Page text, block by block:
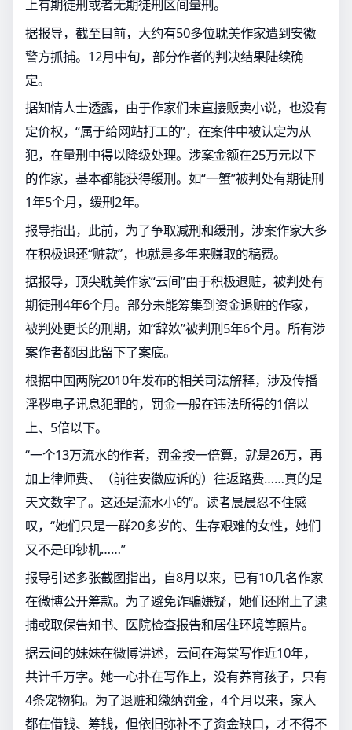
上有期徒刑或者无期徒刑区间量刑。
据报导，截至目前，大约有50多位耽美作家遭到安徽
警方抓捕。12月中旬，部分作者的判决结果陆续确
定。
据知情人士透露，由于作家们未直接贩卖小说，也没有
定价权，“属于给网站打工的”，在案件中被认定为从
犯，在量刑中得以降级处理。涉案金额在25万元以下
的作家，基本都能获得缓刑。如“一蟹”被判处有期徒刑
1年5个月，缓刑2年。
报导指出，此前，为了争取减刑和缓刑，涉案作家大多
在积极退还“赃款”，也就是多年来赚取的稿费。
据报导，顶尖耽美作家“云间”由于积极退赃，被判处有
期徒刑4年6个月。部分未能筹集到资金退赃的作家，
被判处更长的刑期，如“辞奺”被判刑5年6个月。所有涉
案作者都因此留下了案底。
根据中国两院2010年发布的相关司法解释，涉及传播
淫秽电子讯息犯罪的，罚金一般在违法所得的1倍以
上、5倍以下。
“一个13万流水的作者，罚金按一倍算，就是26万，再
加上律师费、（前往安徽应诉的）往返路费……真的是
天文数字了。这还是流水小的”。读者晨晨忍不住感
叹，“她们只是一群20多岁的、生存艰难的女性，她们
又不是印钞机……”
报导引述多张截图指出，自8月以来，已有10几名作家
在微博公开筹款。为了避免诈骗嫌疑，她们还附上了逮
捕或取保告知书、医院检查报告和居住环境等照片。
据云间的妹妹在微博讲述，云间在海棠写作近10年，
共计千万字。她一心扑在写作上，没有养育孩子，只有
4条宠物狗。为了退赃和缴纳罚金，4个月以来，家人
都在借钱、筹钱，但依旧弥补不了资金缺口，才不得不